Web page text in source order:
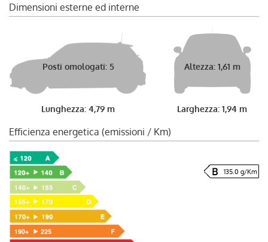
Dimensioni esterne ed interne
Posti omologati: 5
Lunghezza: 4,79 m
Altezza: 1,61 m
Larghezza: 1,94 m
Efficienza energetica (emissioni / Km)
135.0 g/Km